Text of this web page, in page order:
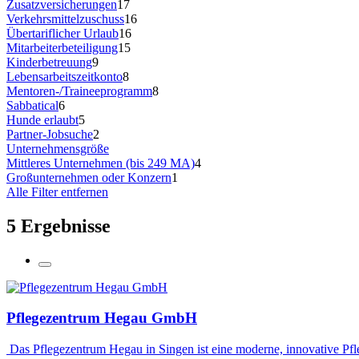
Zusatzversicherungen17
Verkehrsmittelzuschuss16
Übertariflicher Urlaub16
Mitarbeiterbeteiligung15
Kinderbetreuung9
Lebensarbeitszeitkonto8
Mentoren-/Traineeprogramm8
Sabbatical6
Hunde erlaubt5
Partner-Jobsuche2
Unternehmensgröße
Mittleres Unternehmen (bis 249 MA)4
Großunternehmen oder Konzern1
Alle Filter entfernen
5 Ergebnisse
Pflegezentrum Hegau GmbH
Das Pflegezentrum Hegau in Singen ist eine moderne, innovative